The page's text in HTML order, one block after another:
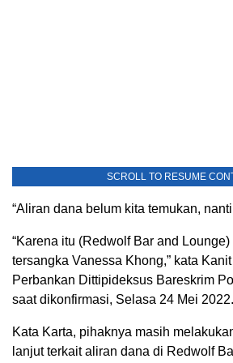
SCROLL TO RESUME
“Aliran dana belum kita temukan,
“Karena itu (Redwolf Bar and
tersangka Vanessa Khong,” kata Kanit
Perbankan Dittipideksus Bareskrim
saat dikonfirmasi, Selasa 24 Mei 2022.
Kata Karta, pihaknya masih
lanjut terkait aliran dana di Redwolf